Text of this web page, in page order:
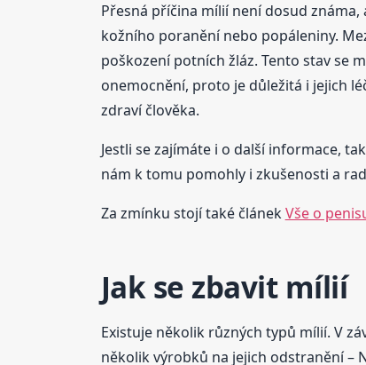
Přesná příčina mílií není dosud
kožního poranění nebo popáleniny.
poškození potních žláz. Tento stav se
onemocnění, proto je důležitá i jejich
zdraví člověka.
Jestli se zajímáte i o další informace, tak
nám k tomu pomohly i zkušenosti a
Za zmínku stojí také článekVše o
Jak se zbavit mílií
Existuje několik různých typů mílií. V
několik výrobků na jejich odstranění –